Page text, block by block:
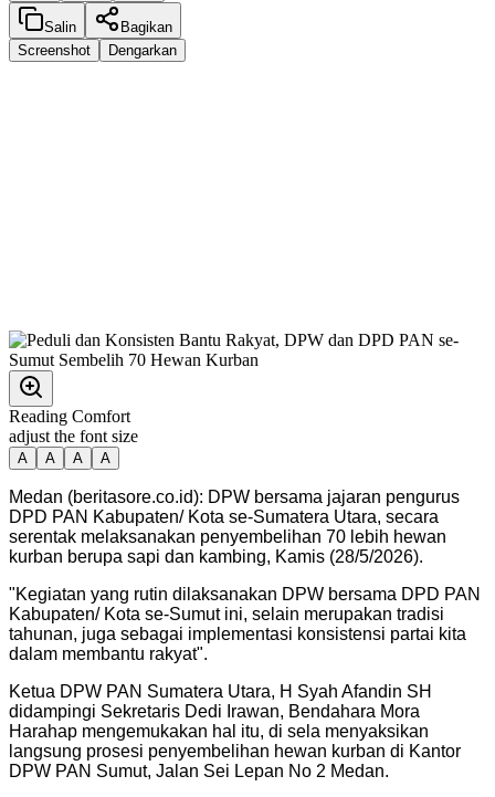
Salin
Bagikan
Screenshot
Dengarkan
Reading Comfort
adjust the font size
A A A A
Medan (beritasore.co.id): DPW bersama jajaran pengurus
DPD PAN Kabupaten/ Kota se-Sumatera Utara, secara
serentak melaksanakan penyembelihan 70 lebih hewan
kurban berupa sapi dan kambing, Kamis (28/5/2026).
"Kegiatan yang rutin dilaksanakan DPW bersama DPD PAN
Kabupaten/ Kota se-Sumut ini, selain merupakan tradisi
tahunan, juga sebagai implementasi konsistensi partai kita
dalam membantu rakyat".
Ketua DPW PAN Sumatera Utara, H Syah Afandin SH
didampingi Sekretaris Dedi Irawan, Bendahara Mora
Harahap mengemukakan hal itu, di sela menyaksikan
langsung prosesi penyembelihan hewan kurban di Kantor
DPW PAN Sumut, Jalan Sei Lepan No 2 Medan.